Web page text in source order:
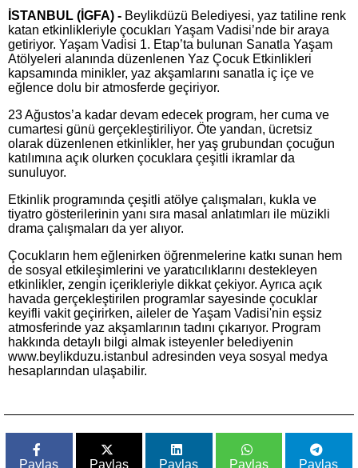
İSTANBUL (İGFA) - Beylikdüzü Belediyesi, yaz tatiline renk
katan etkinlikleriyle çocukları Yaşam Vadisi’nde bir araya
getiriyor. Yaşam Vadisi 1. Etap’ta bulunan Sanatla Yaşam
Atölyeleri alanında düzenlenen Yaz Çocuk Etkinlikleri
kapsamında minikler, yaz akşamlarını sanatla iç içe ve
eğlence dolu bir atmosferde geçiriyor.
23 Ağustos’a kadar devam edecek program, her cuma ve
cumartesi günü gerçekleştiriliyor. Öte yandan, ücretsiz
olarak düzenlenen etkinlikler, her yaş grubundan çocuğun
katılımına açık olurken çocuklara çeşitli ikramlar da
sunuluyor.
Etkinlik programında çeşitli atölye çalışmaları, kukla ve
tiyatro gösterilerinin yanı sıra masal anlatımları ile müzikli
drama çalışmaları da yer alıyor.
Çocukların hem eğlenirken öğrenmelerine katkı sunan hem
de sosyal etkileşimlerini ve yaratıcılıklarını destekleyen
etkinlikler, zengin içerikleriyle dikkat çekiyor. Ayrıca açık
havada gerçekleştirilen programlar sayesinde çocuklar
keyifli vakit geçirirken, aileler de Yaşam Vadisi'nin eşsiz
atmosferinde yaz akşamlarının tadını çıkarıyor. Program
hakkında detaylı bilgi almak isteyenler belediyenin
www.beylikduzu.istanbul adresinden veya sosyal medya
hesaplarından ulaşabilir.
Paylas Paylas Paylas Paylas Paylas